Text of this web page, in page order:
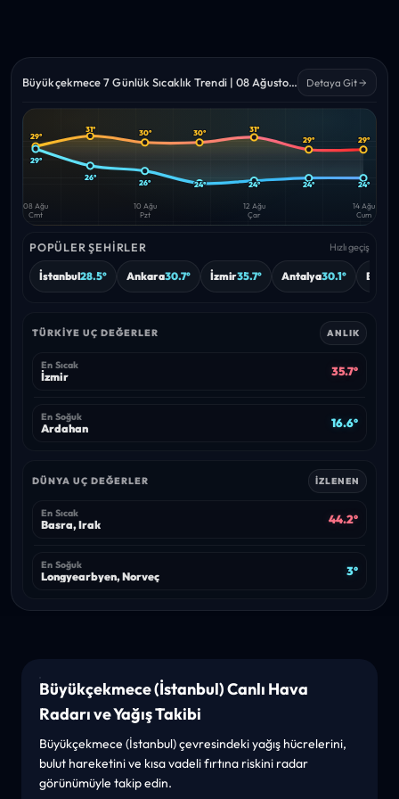
Büyükçekmece 7 Günlük Sıcaklık Trendi | 08 Ağustos – 14 Ağustos 2026 Detaya Git
Yüksek Düşük
29°
29°
31°
26°
30°
26°
30°
24°
31°
24°
29°
24°
29°
24°
08 Ağu
Cmt
10 Ağu
Pzt
12 Ağu
Çar
14 Ağu
Cum
POPÜLER ŞEHIRLER Hızlı geçiş
İstanbul28.5° Ankara30.7° İzmir35.7° Antalya30.1° Bursa
TÜRKIYE UÇ DEĞERLER ANLIK
En Sıcak
İzmir 35.7°
En Soğuk
Ardahan 16.6°
DÜNYA UÇ DEĞERLER İZLENEN
En Sıcak
Basra, Irak 44.2°
En Soğuk
Longyearbyen, Norveç 3°
Büyükçekmece (İstanbul) Canlı Hava
Radarı ve Yağış Takibi
Büyükçekmece (İstanbul) çevresindeki yağış hücrelerini,
bulut hareketini ve kısa vadeli fırtına riskini radar
görünümüyle takip edin.